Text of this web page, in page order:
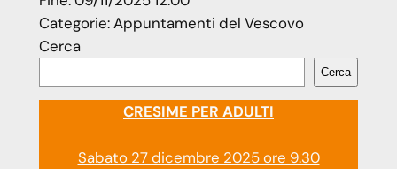
Categorie:Appuntamenti del Vescovo
Cerca
Cerca
CRESIME PER ADULTI
Sabato 27 dicembre 2025 ore 9.30